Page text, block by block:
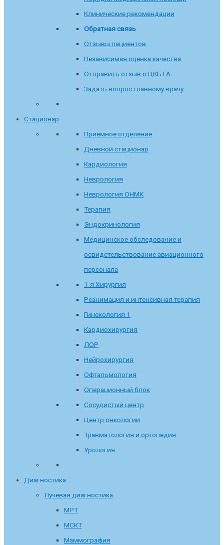
Клинические рекомендации
Обратная связь
Отзывы пациентов
Независимая оценка качества
Отправить отзыв о ЦКБ ГА
Задать вопрос главному врачу
Стационар
Приёмное отделение
Дневной стационар
Кардиология
Неврология
Неврология ОНМК
Терапия
Эндокринология
Медицинское обследование и
освидетельствование авиационного
персонала
1-я Хирургия
Реанимация и интенсивная терапия
Гинекология 1
Кардиохирургия
ЛОР
Нейрохирургия
Офтальмология
Операционный блок
Сосудистый центр
Центр онкологии
Травматология и ортопедия
Урология
Диагностика
Лучевая диагностика
МРТ
МСКТ
Маммография